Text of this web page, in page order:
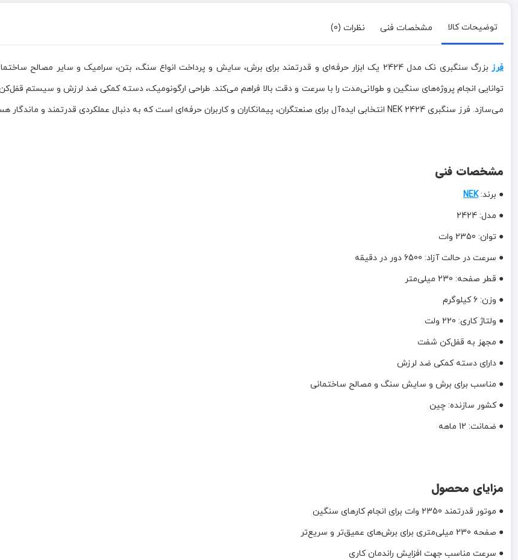
توضیحات کالا مشخصات فنی نظرات (0)
فرز
توانایی انجام پروژه‌های سنگین و طولانی‌مدت را با سرعت و دقت بالا فراهم می‌کند. طراحی ارگونومیک، دسته کمکی ضد لرزش و سیستم
می‌سازد. فرز سنگبری NEK 2424 انتخابی ایده‌آل برای صنعتگران، پیمانکاران و کاربران حرفه‌ای است که به دنبال عملکردی قدرتمند و ماندگار هستند.
مشخصات فنی
● برند:NEK
● مدل: 2424
● توان: 2350 وات
● سرعت در حالت آزاد: 6500 دور در دقیقه
● قطر صفحه: 230 میلی‌متر
● وزن: 6 کیلوگرم
● ولتاژ کاری: 220 ولت
● مجهز به قفل‌کن شفت
● دارای دسته کمکی ضد لرزش
● مناسب برای برش و سایش سنگ و مصالح ساختمانی
● کشور سازنده: چین
● ضمانت: 12 ماهه
مزایای محصول
● موتور قدرتمند 2350 وات برای انجام کارهای سنگین
● صفحه 230 میلی‌متری برای برش‌های عمیق‌تر و سریع‌تر
● سرعت مناسب جهت افزایش راندمان کاری